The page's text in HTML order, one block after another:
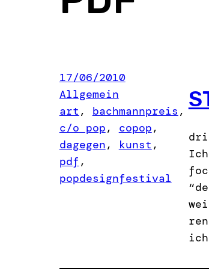
17/06/2010
Allgemein
art , bachmannpreis
,
c/o pop, copop
dagegen, kunst
pdf
popdesignfestival